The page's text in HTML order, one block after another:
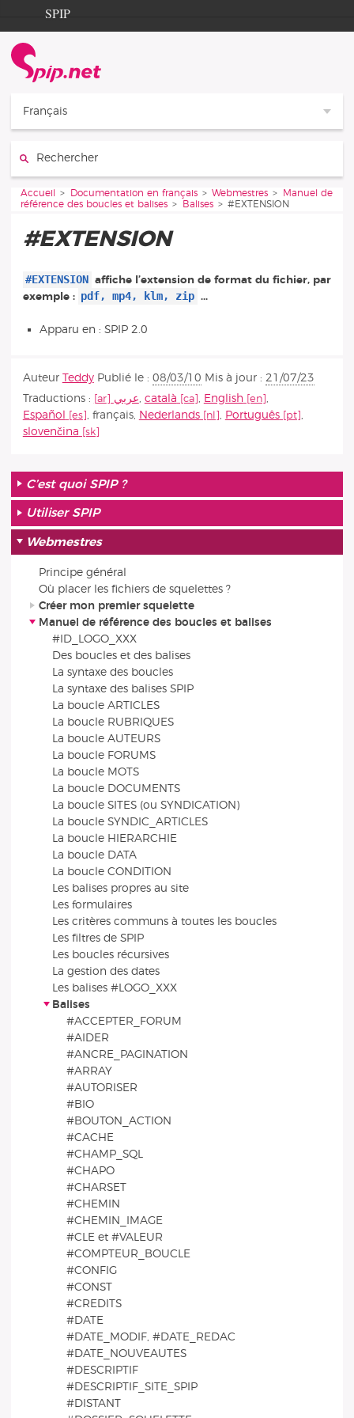
Aller au contenu
Aller à la navigation
SPIP
Documentation
Contribution
Français
Vous êtes ici :
Accueil Documentation en français Webmestres
Manuel de
référence des boucles et balises
Balises #EXTENSION
#EXTENSION
#EXTENSION affiche l’extension de format du fichier, par
exemple : pdf, mp4, klm, zip ...
Apparu en : SPIP 2.0
Auteur Teddy Publié le : 08/03/10 Mis à jour : 21/07/23
Traductions :
عربي català English
Español
français, Nederlands Português
slovenčina
C’est quoi SPIP ?
Utiliser SPIP
Webmestres
Principe général
Où placer les fichiers de squelettes ?
Créer mon premier squelette
Manuel de référence des boucles et balises
#ID_LOGO_XXX
Des boucles et des balises
La syntaxe des boucles
La syntaxe des balises SPIP
La boucle ARTICLES
La boucle RUBRIQUES
La boucle AUTEURS
La boucle FORUMS
La boucle MOTS
La boucle DOCUMENTS
La boucle SITES (ou SYNDICATION)
La boucle SYNDIC_ARTICLES
La boucle HIERARCHIE
La boucle DATA
La boucle CONDITION
Les balises propres au site
Les formulaires
Les critères communs à toutes les boucles
Les filtres de SPIP
Les boucles récursives
La gestion des dates
Les balises #LOGO_XXX
Balises
#ACCEPTER_FORUM
#AIDER
#ANCRE_PAGINATION
#ARRAY
#AUTORISER
#BIO
#BOUTON_ACTION
#CACHE
#CHAMP_SQL
#CHAPO
#CHARSET
#CHEMIN
#CHEMIN_IMAGE
#CLE et #VALEUR
#COMPTEUR_BOUCLE
#CONFIG
#CONST
#CREDITS
#DATE
#DATE_MODIF, #DATE_REDAC
#DATE_NOUVEAUTES
#DESCRIPTIF
#DESCRIPTIF_SITE_SPIP
#DISTANT